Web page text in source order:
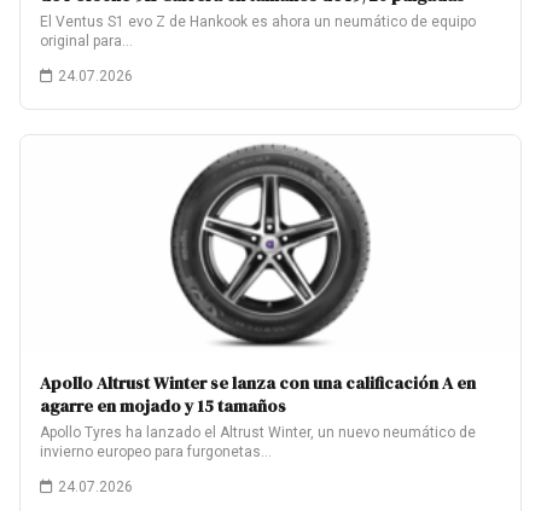
El Ventus S1 evo Z de Hankook es ahora un neumático de equipo
original para…
24.07.2026
Apollo Altrust Winter se lanza con una calificación A en
agarre en mojado y 15 tamaños
Apollo Tyres ha lanzado el Altrust Winter, un nuevo neumático de
invierno europeo para furgonetas…
24.07.2026